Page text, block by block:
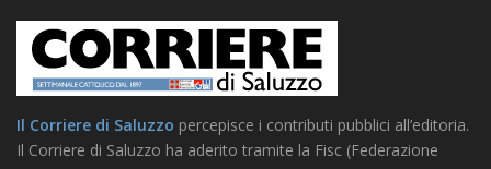
Il Corriere di Saluzzo percepisce i contributi pubblici all’editoria.
Il Corriere di Saluzzo ha aderito tramite la Fisc (Federazione